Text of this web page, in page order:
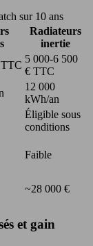
sur 10 ans
Radiateurs
inertie
5 000-6 500
€ TTC
12 000
kWh/an
Éligible sous
conditions
Faible
~28 000 €
et gain